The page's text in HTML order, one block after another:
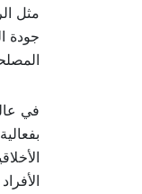
مثل
جودة
في